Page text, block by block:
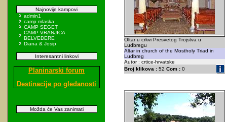
Najnovije kampovi
admin1
camp mlaska
CAMP SEGET
CAMP VRANJICA
BELVEDERE
Diana & Josip
Interesantni linkovi
Planinarski forum
Destinacije po gledanosti
Možda će Vas zanimati
Oltar u crkvi Presvetog Trojstva u
Ludbregu
Altar in church of the Mostholy Triad in
Ludbreg
Autor : crtice-hrvatske
Broj klikova :52 Com :0